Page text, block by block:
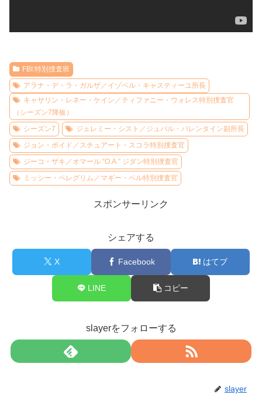
FBI:特別捜査班
アラナ・デ・ラ・ガルザ／イゾベル・キャスティーユ所長
キャサリン・レネー・ケイン／ティファニー・ウォレス特別捜査官
（シーズン7降板）
シーズン7
ジェレミー・シスト／ジュバル・バレンタイン副所長
ジョン・ボイド／スチュアート・スコラ特別捜査官
ジーコ・ザキ／オマール “O.A.” ジダン特別捜査官
ミッシー・ペレグリム／マギー・ベル特別捜査官
スポンサーリンク
シェアする
X Facebook はてブ
LINE コピー
slayerをフォローする
slayer